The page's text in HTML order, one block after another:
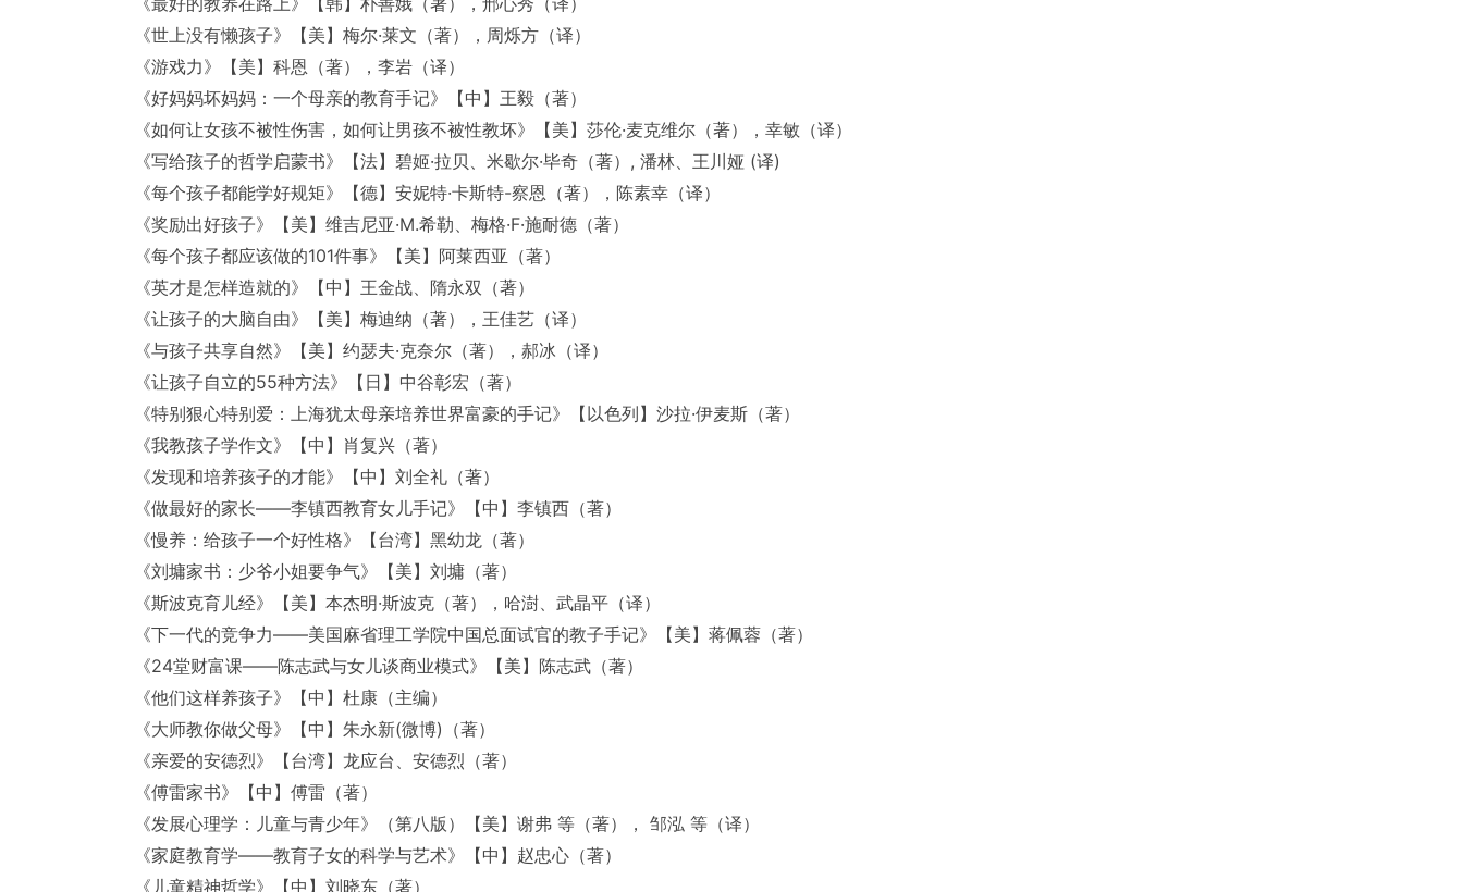
《世上没有懒孩子》【美】梅尔·莱文（著），周烁方（译）
《游戏力》【美】科恩（著），李岩（译）
《好妈妈坏妈妈：一个母亲的教育手记》【中】王毅（著）
《如何让女孩不被性伤害，如何让男孩不被性教坏》【美】莎伦·麦克维尔（著），幸敏（译）
《写给孩子的哲学启蒙书》【法】碧姬·拉贝、米歇尔·毕奇（著）, 潘林、王川娅 (译)
《每个孩子都能学好规矩》【德】安妮特·卡斯特-察恩（著），陈素幸（译）
《奖励出好孩子》【美】维吉尼亚·M.希勒、梅格·F·施耐德（著）
《每个孩子都应该做的101件事》【美】阿莱西亚（著）
《英才是怎样造就的》【中】王金战、隋永双（著）
《让孩子的大脑自由》【美】梅迪纳（著），王佳艺（译）
《与孩子共享自然》【美】约瑟夫·克奈尔（著），郝冰（译）
《让孩子自立的55种方法》【日】中谷彰宏（著）
《特别狠心特别爱：上海犹太母亲培养世界富豪的手记》【以色列】沙拉·伊麦斯（著）
《我教孩子学作文》【中】肖复兴（著）
《发现和培养孩子的才能》【中】刘全礼（著）
《做最好的家长——李镇西教育女儿手记》【中】李镇西（著）
《慢养：给孩子一个好性格》【台湾】黑幼龙（著）
《刘墉家书：少爷小姐要争气》【美】刘墉（著）
《斯波克育儿经》【美】本杰明·斯波克（著），哈澍、武晶平（译）
《下一代的竞争力——美国麻省理工学院中国总面试官的教子手记》【美】蒋佩蓉（著）
《24堂财富课——陈志武与女儿谈商业模式》【美】陈志武（著）
《他们这样养孩子》【中】杜康（主编）
《大师教你做父母》【中】朱永新(微博)（著）
《亲爱的安德烈》【台湾】龙应台、安德烈（著）
《傅雷家书》【中】傅雷（著）
《发展心理学：儿童与青少年》（第八版）【美】谢弗 等（著）， 邹泓 等（译）
《家庭教育学——教育子女的科学与艺术》【中】赵忠心（著）
《儿童精神哲学》【中】刘晓东（著）